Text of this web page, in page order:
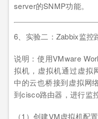
server的SNMP功能。
6、实验二：Zabbix监控
说明：使用VMware
拟机，虚拟机通过虚拟
中的云也桥接到虚拟网
到cisco路由器，进行监控
（1）创建VM虚拟机配